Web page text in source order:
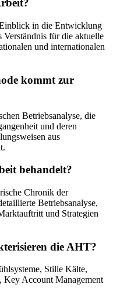
in die Entwicklung
Verständnis für die aktuelle
und internationalen
kommt zur
Betriebsanalyse, die
und deren
aus
behandelt?
Chronik der
Betriebsanalyse,
und Strategien
die AHT?
Stille Kälte,
Key Account Management